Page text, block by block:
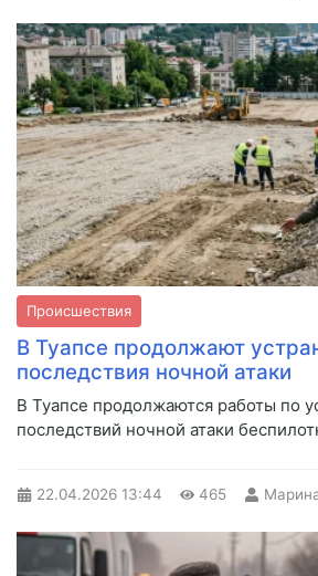
Происшествия
В Туапсе продолжают
последствия ночной атаки
В Туапсе продолжаются работы по
последствий ночной атаки
22.04.2026 13:44 465